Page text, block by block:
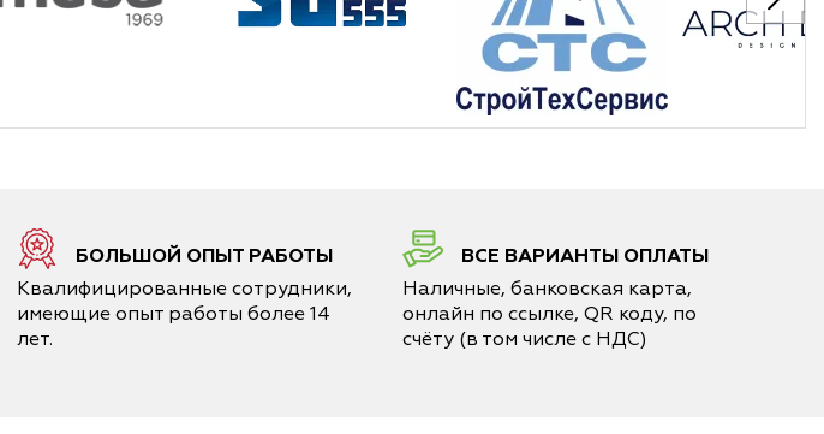
БОЛЬШОЙ ОПЫТ РАБОТЫ
Квалифицированные сотрудники,
имеющие опыт работы более 14
лет.
ВСЕ ВАРИАНТЫ ОПЛАТЫ
Наличные, банковская карта,
онлайн по ссылке, QR коду, по
счёту (в том числе с НДС)